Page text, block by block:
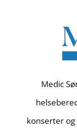
Medic
konserter